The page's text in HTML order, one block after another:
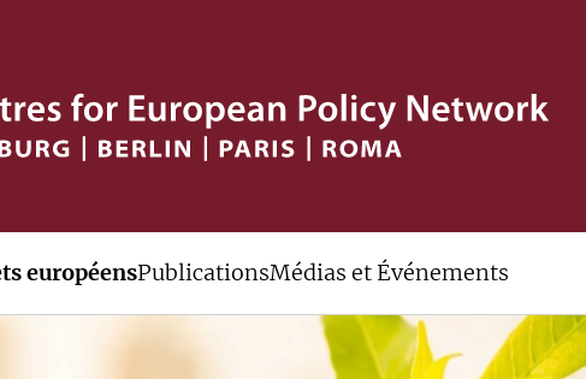
européensPublicationsMédias et Événements